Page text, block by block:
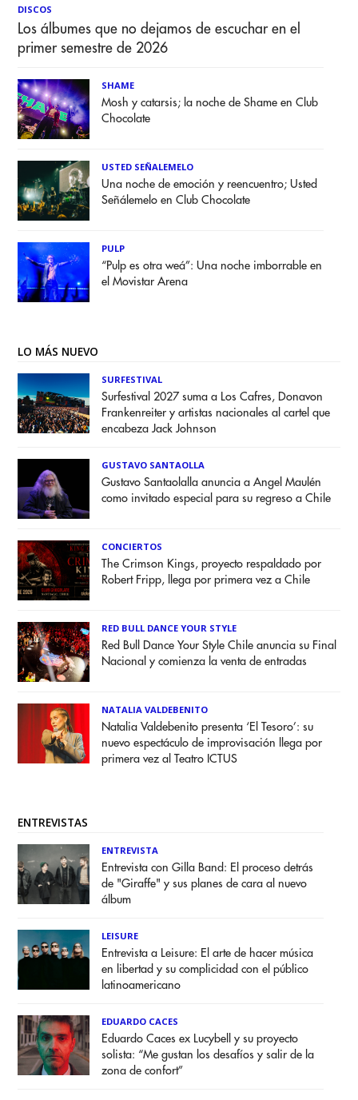
DISCOS
Los álbumes que no dejamos de escuchar en el
primer semestre de 2026
SHAME
Mosh y catarsis; la noche de Shame en Club
Chocolate
USTED SEÑALEMELO
Una noche de emoción y reencuentro; Usted
Señálemelo en Club Chocolate
PULP
“Pulp es otra weá”: Una noche imborrable en
el Movistar Arena
LO MÁS NUEVO
SURFESTIVAL
Surfestival 2027 suma a Los Cafres, Donavon
Frankenreiter y artistas nacionales al cartel que
encabeza Jack Johnson
GUSTAVO SANTAOLLA
Gustavo Santaolalla anuncia a Angel Maulén
como invitado especial para su regreso a Chile
CONCIERTOS
The Crimson Kings, proyecto respaldado por
Robert Fripp, llega por primera vez a Chile
RED BULL DANCE YOUR STYLE
Red Bull Dance Your Style Chile anuncia su Final
Nacional y comienza la venta de entradas
NATALIA VALDEBENITO
Natalia Valdebenito presenta ‘El Tesoro’: su
nuevo espectáculo de improvisación llega por
primera vez al Teatro ICTUS
ENTREVISTAS
ENTREVISTA
Entrevista con Gilla Band: El proceso detrás
de "Giraffe" y sus planes de cara al nuevo
álbum
LEISURE
Entrevista a Leisure: El arte de hacer música
en libertad y su complicidad con el público
latinoamericano
EDUARDO CACES
Eduardo Caces ex Lucybell y su proyecto
solista: “Me gustan los desafíos y salir de la
zona de confort”